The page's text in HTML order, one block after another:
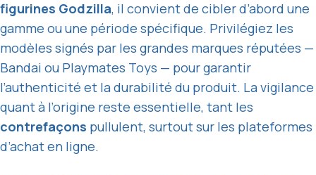
figurines Godzilla, il convient de cibler d’abord une
gamme ou une période spécifique. Privilégiez les
modèles signés par les grandes marques réputées —
Bandai ou Playmates Toys — pour garantir
l’authenticité et la durabilité du produit. La vigilance
quant à l’origine reste essentielle, tant les
contrefaçons pullulent, surtout sur les plateformes
d’achat en ligne.